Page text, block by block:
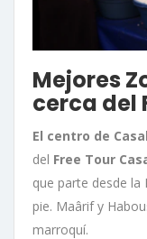
Mejores
cerca del
El centro de
del Free Tour
que parte desde la
pie. Maârif y
marroquí.